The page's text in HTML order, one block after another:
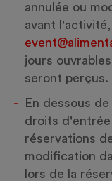
annulée ou
avant
jours
seront perçus.
En dessous
droits d'entrée
réservations
modification
lors de la